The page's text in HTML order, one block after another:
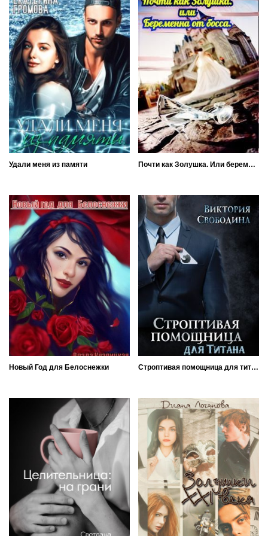
Удали меня из памяти Почти как Золушка. Или беременна от босса
Новый Год для Белоснежки Строптивая помощница для титана